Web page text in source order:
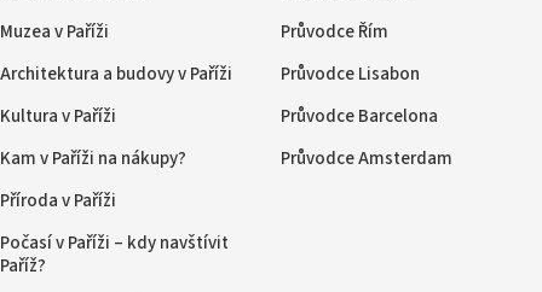
Muzea v Paříži
Architektura a budovy v Paříži
Kultura v Paříži
Kam v Paříži na nákupy?
Příroda v Paříži
Počasí v Paříži – kdy navštívit
Paříž?
Průvodce Řím
Průvodce Lisabon
Průvodce Barcelona
Průvodce Amsterdam